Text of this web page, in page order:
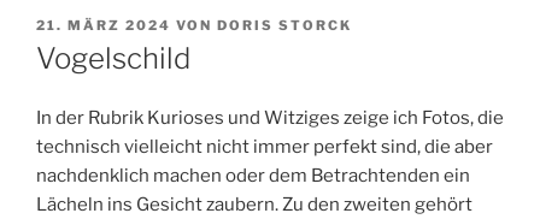
VERÖFFENTLICHT
AM
21. MÄRZ 2024 VON DORIS STORCK
Vogelschild
In der Rubrik Kurioses und Witziges zeige ich Fotos, die
technisch vielleicht nicht immer perfekt sind, die aber
nachdenklich machen oder dem Betrachtenden ein
Lächeln ins Gesicht zaubern. Zu den zweiten gehört